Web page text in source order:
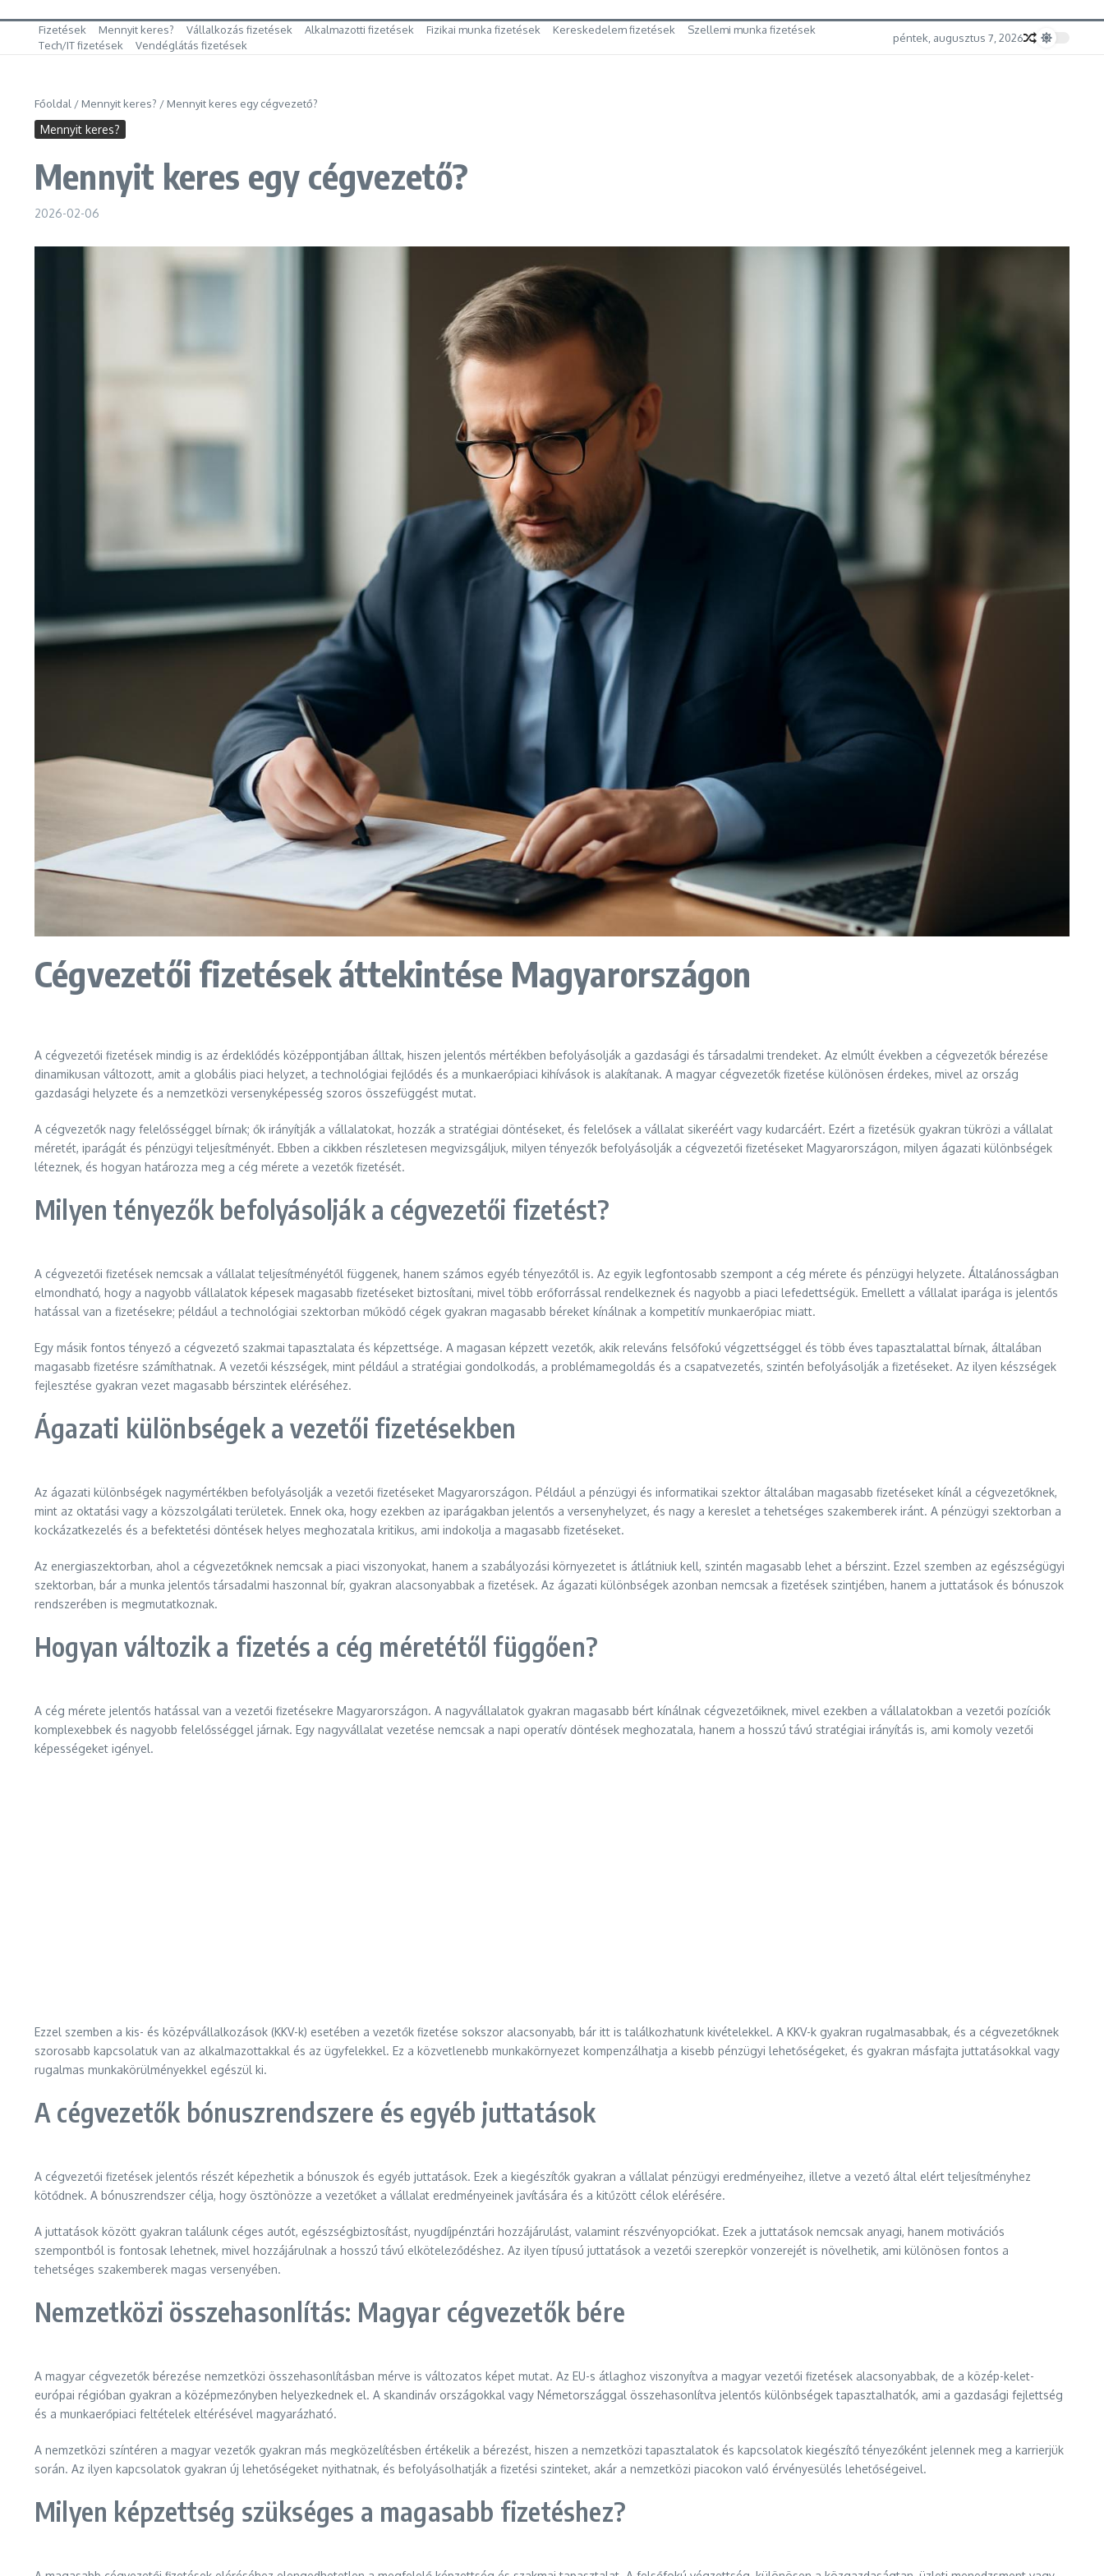
Fizetések Mennyit keres? Vállalkozás fizetések Alkalmazotti fizetések Fizikai munka fizetések Kereskedelem fizetések
Szellemi munka fizetések
Tech/IT fizetések
Vendéglátás fizetések
péntek, augusztus 7, 2026
Főoldal / Mennyit keres? / Mennyit keres egy cégvezető?
Mennyit keres?
Mennyit keres egy cégvezető?
2026-02-06
Cégvezetői fizetések áttekintése Magyarországon
A cégvezetői fizetések mindig is az érdeklődés középpontjában álltak, hiszen jelentős mértékben befolyásolják a gazdasági és társadalmi trendeket. Az elmúlt években a cégvezetők bérezése
dinamikusan változott, amit a globális piaci helyzet, a technológiai fejlődés és a munkaerőpiaci kihívások is alakítanak. A magyar cégvezetők fizetése különösen érdekes, mivel az ország
gazdasági helyzete és a nemzetközi versenyképesség szoros összefüggést mutat.
A cégvezetők nagy felelősséggel bírnak; ők irányítják a vállalatokat, hozzák a stratégiai döntéseket, és felelősek a vállalat sikeréért vagy kudarcáért. Ezért a fizetésük gyakran tükrözi a vállalat
méretét, iparágát és pénzügyi teljesítményét. Ebben a cikkben részletesen megvizsgáljuk, milyen tényezők befolyásolják a cégvezetői fizetéseket Magyarországon, milyen ágazati különbségek
léteznek, és hogyan határozza meg a cég mérete a vezetők fizetését.
Milyen tényezők befolyásolják a cégvezetői fizetést?
A cégvezetői fizetések nemcsak a vállalat teljesítményétől függenek, hanem számos egyéb tényezőtől is. Az egyik legfontosabb szempont a cég mérete és pénzügyi helyzete. Általánosságban
elmondható, hogy a nagyobb vállalatok képesek magasabb fizetéseket biztosítani, mivel több erőforrással rendelkeznek és nagyobb a piaci lefedettségük. Emellett a vállalat iparága is jelentős
hatással van a fizetésekre; például a technológiai szektorban működő cégek gyakran magasabb béreket kínálnak a kompetitív munkaerőpiac miatt.
Egy másik fontos tényező a cégvezető szakmai tapasztalata és képzettsége. A magasan képzett vezetők, akik releváns felsőfokú végzettséggel és több éves tapasztalattal bírnak, általában
magasabb fizetésre számíthatnak. A vezetői készségek, mint például a stratégiai gondolkodás, a problémamegoldás és a csapatvezetés, szintén befolyásolják a fizetéseket. Az ilyen készségek
fejlesztése gyakran vezet magasabb bérszintek eléréséhez.
Ágazati különbségek a vezetői fizetésekben
Az ágazati különbségek nagymértékben befolyásolják a vezetői fizetéseket Magyarországon. Például a pénzügyi és informatikai szektor általában magasabb fizetéseket kínál a cégvezetőknek,
mint az oktatási vagy a közszolgálati területek. Ennek oka, hogy ezekben az iparágakban jelentős a versenyhelyzet, és nagy a kereslet a tehetséges szakemberek iránt. A pénzügyi szektorban a
kockázatkezelés és a befektetési döntések helyes meghozatala kritikus, ami indokolja a magasabb fizetéseket.
Az energiaszektorban, ahol a cégvezetőknek nemcsak a piaci viszonyokat, hanem a szabályozási környezetet is átlátniuk kell, szintén magasabb lehet a bérszint. Ezzel szemben az egészségügyi
szektorban, bár a munka jelentős társadalmi haszonnal bír, gyakran alacsonyabbak a fizetések. Az ágazati különbségek azonban nemcsak a fizetések szintjében, hanem a juttatások és bónuszok
rendszerében is megmutatkoznak.
Hogyan változik a fizetés a cég méretétől függően?
A cég mérete jelentős hatással van a vezetői fizetésekre Magyarországon. A nagyvállalatok gyakran magasabb bért kínálnak cégvezetőiknek, mivel ezekben a vállalatokban a vezetői pozíciók
komplexebbek és nagyobb felelősséggel járnak. Egy nagyvállalat vezetése nemcsak a napi operatív döntések meghozatala, hanem a hosszú távú stratégiai irányítás is, ami komoly vezetői
képességeket igényel.
Ezzel szemben a kis- és középvállalkozások (KKV-k) esetében a vezetők fizetése sokszor alacsonyabb, bár itt is találkozhatunk kivételekkel. A KKV-k gyakran rugalmasabbak, és a cégvezetőknek
szorosabb kapcsolatuk van az alkalmazottakkal és az ügyfelekkel. Ez a közvetlenebb munkakörnyezet kompenzálhatja a kisebb pénzügyi lehetőségeket, és gyakran másfajta juttatásokkal vagy
rugalmas munkakörülményekkel egészül ki.
A cégvezetők bónuszrendszere és egyéb juttatások
A cégvezetői fizetések jelentős részét képezhetik a bónuszok és egyéb juttatások. Ezek a kiegészítők gyakran a vállalat pénzügyi eredményeihez, illetve a vezető által elért teljesítményhez
kötődnek. A bónuszrendszer célja, hogy ösztönözze a vezetőket a vállalat eredményeinek javítására és a kitűzött célok elérésére.
A juttatások között gyakran találunk céges autót, egészségbiztosítást, nyugdíjpénztári hozzájárulást, valamint részvényopciókat. Ezek a juttatások nemcsak anyagi, hanem motivációs
szempontból is fontosak lehetnek, mivel hozzájárulnak a hosszú távú elköteleződéshez. Az ilyen típusú juttatások a vezetői szerepkör vonzerejét is növelhetik, ami különösen fontos a
tehetséges szakemberek magas versenyében.
Nemzetközi összehasonlítás: Magyar cégvezetők bére
A magyar cégvezetők bérezése nemzetközi összehasonlításban mérve is változatos képet mutat. Az EU-s átlaghoz viszonyítva a magyar vezetői fizetések alacsonyabbak, de a közép-kelet-
európai régióban gyakran a középmezőnyben helyezkednek el. A skandináv országokkal vagy Németországgal összehasonlítva jelentős különbségek tapasztalhatók, ami a gazdasági fejlettség
és a munkaerőpiaci feltételek eltérésével magyarázható.
A nemzetközi színtéren a magyar vezetők gyakran más megközelítésben értékelik a bérezést, hiszen a nemzetközi tapasztalatok és kapcsolatok kiegészítő tényezőként jelennek meg a karrierjük
során. Az ilyen kapcsolatok gyakran új lehetőségeket nyithatnak, és befolyásolhatják a fizetési szinteket, akár a nemzetközi piacokon való érvényesülés lehetőségeivel.
Milyen képzettség szükséges a magasabb fizetéshez?